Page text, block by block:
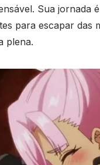
Sua jornada
para escapar das
plena.